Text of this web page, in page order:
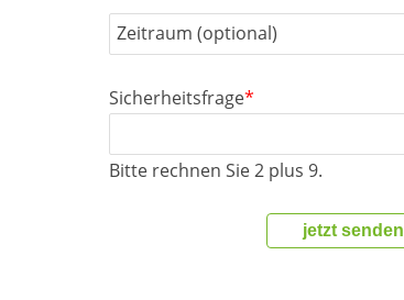
Zeitraum (optional)
Sicherheitsfrage*
Bitte rechnen Sie 2 plus 9.
jetzt senden